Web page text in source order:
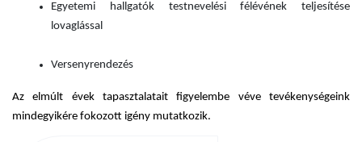
Egyetemi hallgatók testnevelési félévének teljesítése
lovaglással
Versenyrendezés
Az elmúlt évek tapasztalatait figyelembe véve tevékenységeink
mindegyikére fokozott igény mutatkozik.